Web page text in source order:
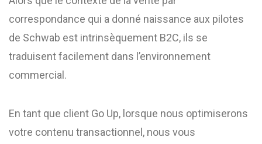
correspondance qui a donné naissance aux pilotes
de Schwab est intrinsèquement B2C, ils se
traduisent facilement dans l’environnement
commercial.
En tant que client Go Up, lorsque nous optimiserons
votre contenu transactionnel, nous vous